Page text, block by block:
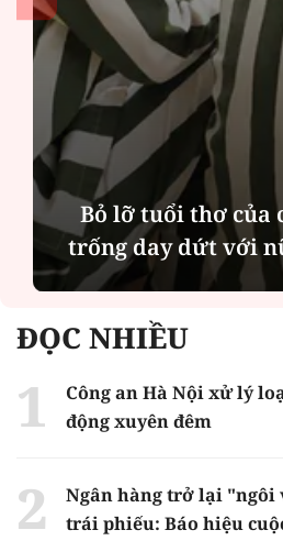
Mô hình "Mẹ và
yêu thương giữa
nữ
ĐỌC NHIỀU
Công an Hà Nội xử lý
động xuyên đêm
Ngân hàng trở lại
trái phiếu: Báo hiệu